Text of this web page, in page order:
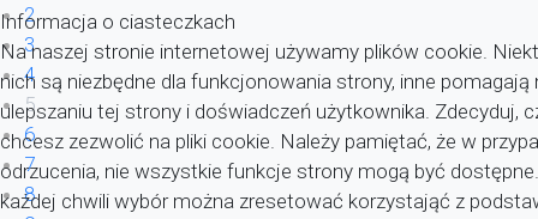
2
3
4
5
6
7
8
Informacja o ciasteczkach
Na naszej stronie internetowej używamy plików cookie.
nich są niezbędne dla funkcjonowania strony, inne pomagają
ulepszaniu tej strony i doświadczeń użytkownika. Zdecyduj,
chcesz zezwolić na pliki cookie. Należy pamiętać, że w
odrzucenia, nie wszystkie funkcje strony mogą być
każdej chwili wybór można zresetować korzystająć z